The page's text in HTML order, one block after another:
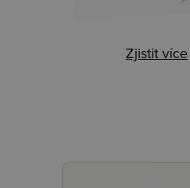
Zjistit více